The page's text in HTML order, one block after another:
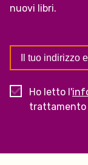
nuovi libri.
Ho letto l'
trattamento